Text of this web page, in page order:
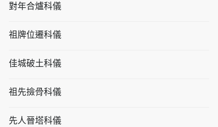
對年合爐科儀
祖牌位遷科儀
佳城破土科儀
祖先撿骨科儀
先人晉塔科儀